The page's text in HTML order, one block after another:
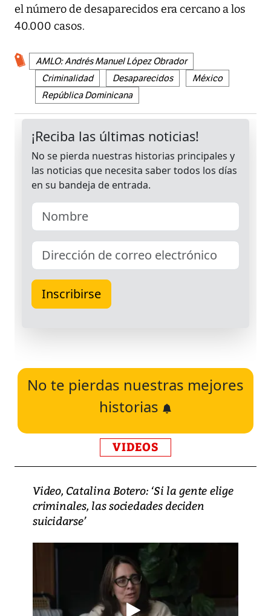
el número de desaparecidos era cercano a los
40.000 casos.
AMLO: Andrés Manuel López Obrador
Criminalidad
Desaparecidos
México
República Dominicana
No te pierdas nuestras mejores
historias
VIDEOS
Video, Catalina Botero: ‘Si la gente elige
criminales, las sociedades deciden
suicidarse’